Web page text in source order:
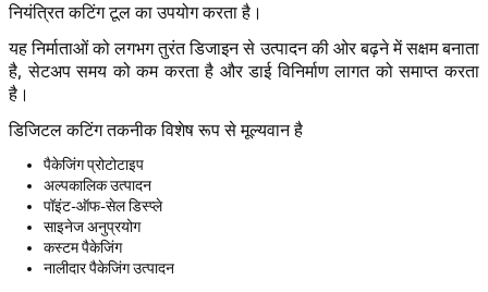
नियंत्रित कटिंग टूल का उपयोग करता है।
यह निर्माताओं को लगभग तुरंत डिजाइन से उत्पादन की ओर बढ़ने में सक्षम बनाता
है, सेटअप समय को कम करता है और डाई विनिर्माण लागत को समाप्त करता
है।
डिजिटल कटिंग तकनीक विशेष रूप से मूल्यवान है
पैकेजिंग प्रोटोटाइप
अल्पकालिक उत्पादन
पॉइंट-ऑफ-सेल डिस्प्ले
साइनेज अनुप्रयोग
कस्टम पैकेजिंग
नालीदार पैकेजिंग उत्पादन